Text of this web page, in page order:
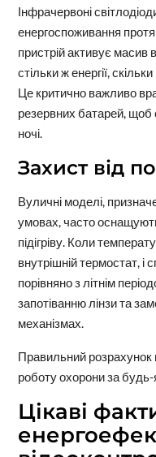
Інфрачервоні
енергоспоживання
пристрій активує масив
стільки ж енергії,
Це критично важливо
резервних батарей,
ночі.
Захист від
Вуличні моделі,
умовах, часто
підігріву. Коли
внутрішній термостат,
порівняно з літнім
запотіванню лінзи та
механізмах.
Правильний розрахунок
роботу охорони за
Цікаві